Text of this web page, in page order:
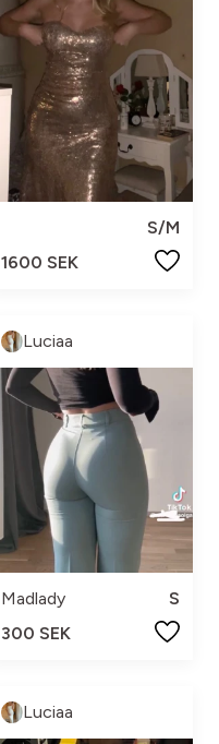
S/M
1600 SEK
Luciaa
Madlady
S
300 SEK
Luciaa